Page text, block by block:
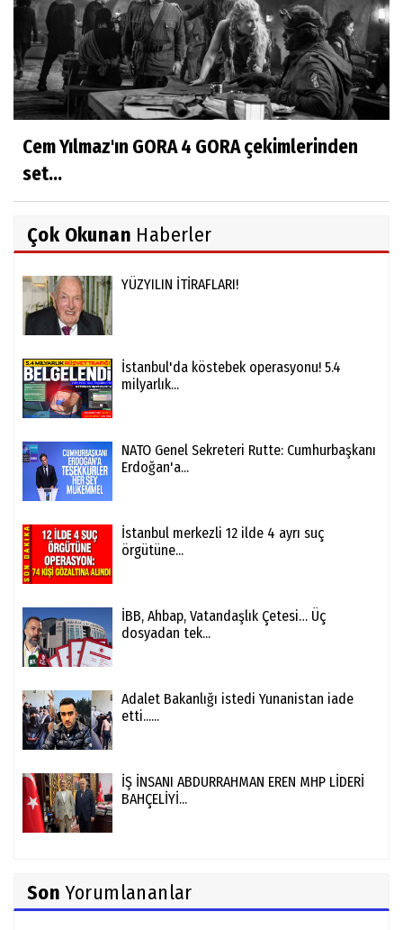
Cem Yılmaz'ın GORA 4 GORA çekimlerinden
set...
Çok Okunan Haberler
YÜZYILIN İTİRAFLARI!
İstanbul'da köstebek operasyonu! 5.4
milyarlık...
NATO Genel Sekreteri Rutte: Cumhurbaşkanı
Erdoğan'a...
İstanbul merkezli 12 ilde 4 ayrı suç
örgütüne...
İBB, Ahbap, Vatandaşlık Çetesi… Üç
dosyadan tek...
Adalet Bakanlığı istedi Yunanistan iade
etti......
İŞ İNSANI ABDURRAHMAN EREN MHP LİDERİ
BAHÇELİYİ...
Son Yorumlananlar